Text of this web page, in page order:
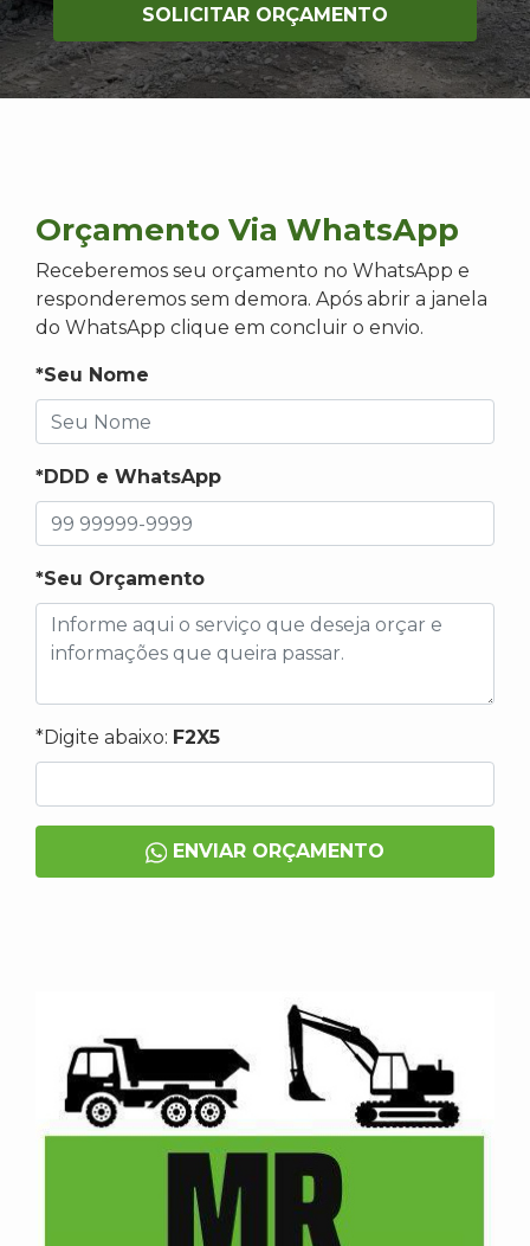
SOLICITAR ORÇAMENTO
Orçamento Via WhatsApp
Receberemos seu orçamento no WhatsApp e
responderemos sem demora. Após abrir a janela
do WhatsApp clique em concluir o envio.
*Seu Nome
*DDD e WhatsApp
*Seu Orçamento
*Digite abaixo: F2X5
ENVIAR ORÇAMENTO